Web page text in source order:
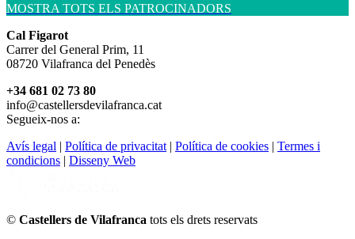
MOSTRA TOTS ELS PATROCINADORS
Cal Figarot
Carrer del General Prim, 11
08720 Vilafranca del Penedès
+34 681 02 73 80
info@castellersdevilafranca.cat
Segueix-nos a:
Avís legal | Política de privacitat | Política de cookies | Termes i
condicions | Disseny Web
© Castellers de Vilafranca tots els drets reservats